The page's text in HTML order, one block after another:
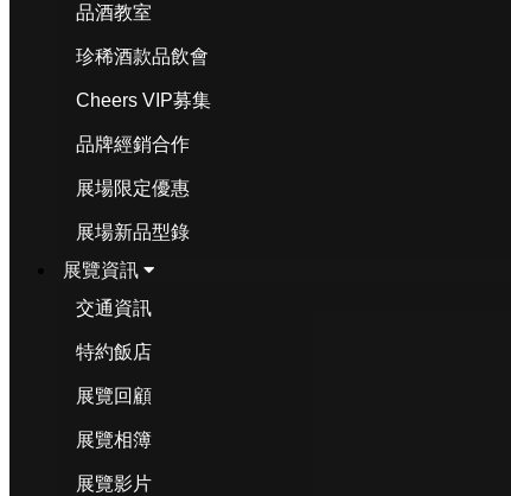
品酒教室
珍稀酒款品飲會
Cheers VIP募集
品牌經銷合作
展場限定優惠
展場新品型錄
展覽資訊
交通資訊
特約飯店
展覽回顧
展覽相簿
展覽影片